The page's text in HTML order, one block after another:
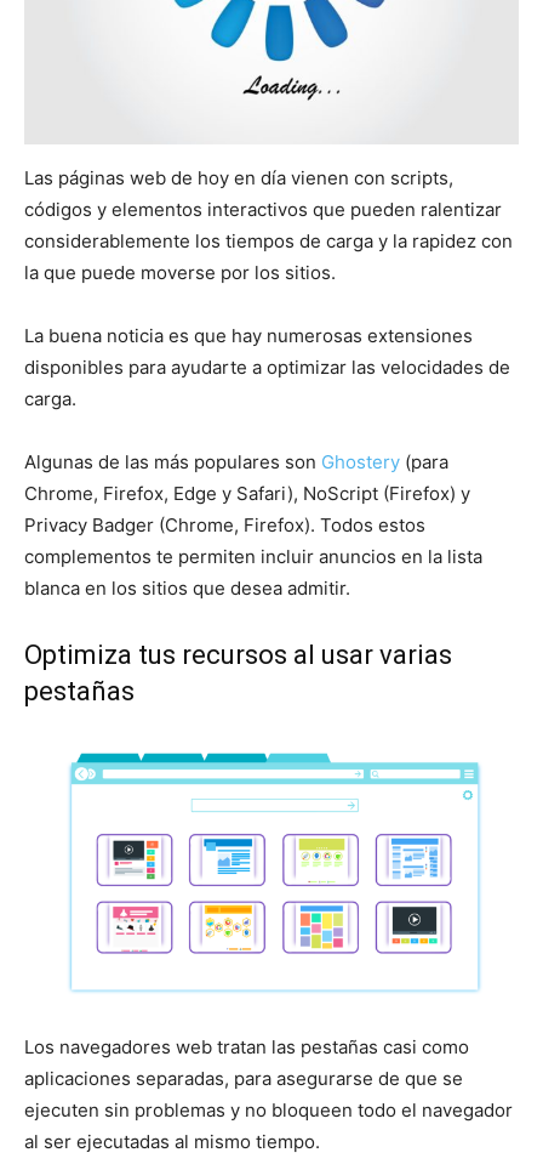
Las páginas web de hoy en día vienen con scripts,
códigos y elementos interactivos que pueden ralentizar
considerablemente los tiempos de carga y la rapidez con
la que puede moverse por los sitios.
La buena noticia es que hay numerosas extensiones
disponibles para ayudarte a optimizar las velocidades de
carga.
Algunas de las más populares son Ghostery (para
Chrome, Firefox, Edge y Safari), NoScript (Firefox) y
Privacy Badger (Chrome, Firefox). Todos estos
complementos te permiten incluir anuncios en la lista
blanca en los sitios que desea admitir.
Optimiza tus recursos al usar varias
pestañas
Los navegadores web tratan las pestañas casi como
aplicaciones separadas, para asegurarse de que se
ejecuten sin problemas y no bloqueen todo el navegador
al ser ejecutadas al mismo tiempo.